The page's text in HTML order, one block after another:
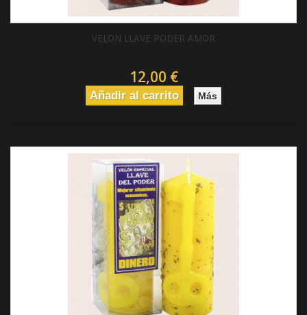
VELON LLAVE PODER AMOR
12,00 €
Añadir al carrito Más